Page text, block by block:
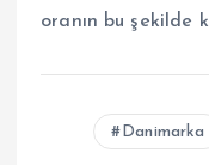
oranın bu şekilde
Danimarka